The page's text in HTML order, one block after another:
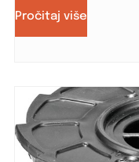
Pročitaj više